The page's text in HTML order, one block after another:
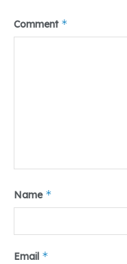
Comment *
Name *
Email *